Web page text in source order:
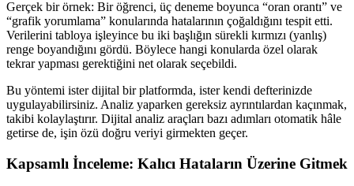
Gerçek bir örnek: Bir öğrenci, üç deneme boyunca “oran orantı” ve
“grafik yorumlama” konularında hatalarının çoğaldığını tespit etti.
Verilerini tabloya işleyince bu iki başlığın sürekli kırmızı (yanlış)
renge boyandığını gördü. Böylece hangi konularda özel olarak
tekrar yapması gerektiğini net olarak seçebildi.
Bu yöntemi ister dijital bir platformda, ister kendi defterinizde
uygulayabilirsiniz. Analiz yaparken gereksiz ayrıntılardan kaçınmak,
takibi kolaylaştırır. Dijital analiz araçları bazı adımları otomatik hâle
getirse de, işin özü doğru veriyi girmekten geçer.
Kapsamlı İnceleme: Kalıcı Hataların Üzerine Gitmek